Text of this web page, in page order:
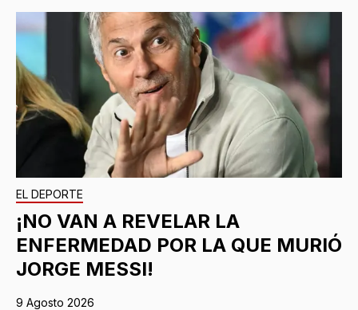
EL DEPORTE
¡NO VAN A REVELAR LA
ENFERMEDAD POR LA QUE MURIÓ
JORGE MESSI!
9 Agosto 2026